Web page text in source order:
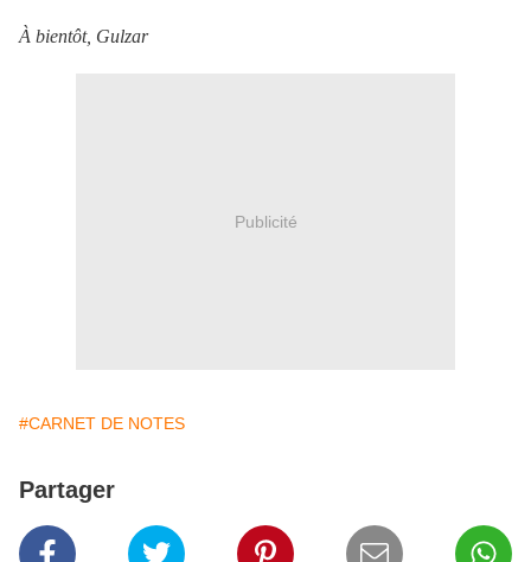
À bientôt, Gulzar
Publicité
#CARNET DE NOTES
Partager